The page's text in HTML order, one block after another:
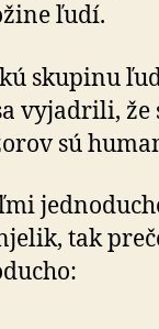
ľudí.
skupinu
vyjadrili, že
sú
tak